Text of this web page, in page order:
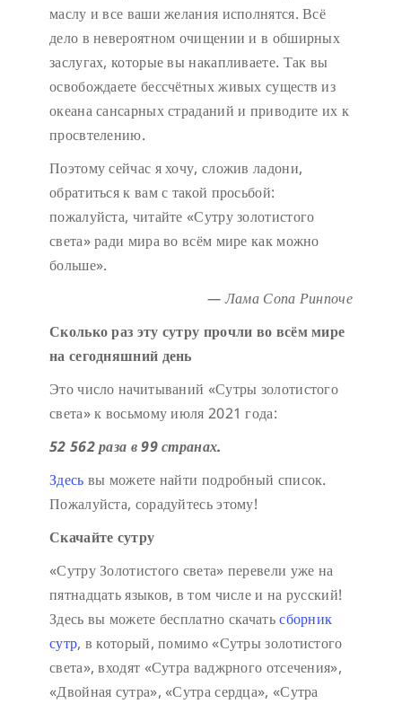
маслу и все ваши желания исполнятся. Всё
дело в невероятном очищении и в обширных
заслугах, которые вы накапливаете. Так вы
освобождаете бессчётных живых существ из
океана сансарных страданий и приводите их к
просвтелению.
Поэтому сейчас я хочу, сложив ладони,
обратиться к вам с такой просьбой:
пожалуйста, читайте «Сутру золотистого
света» ради мира во всём мире как можно
больше».
— Лама Сопа Ринпоче
Сколько раз эту сутру прочли во всём мире
на сегодняшний день
Это число начитываний «Сутры золотистого
света» к восьмому июля 2021 года:
52 562 раза в 99 странах.
Здесь вы можете найти подробный список.
Пожалуйста, сорадуйтесь этому!
Скачайте сутру
«Сутру Золотистого света» перевели уже на
пятнадцать языков, в том числе и на русский!
Здесь вы можете бесплатно скачатьсборник
сутр, в который, помимо «Сутры золотистого
света», входят «Сутра ваджрного отсечения»,
«Двойная сутра», «Сутра сердца», «Сутра